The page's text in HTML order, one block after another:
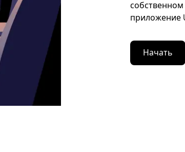
приложение
Начать